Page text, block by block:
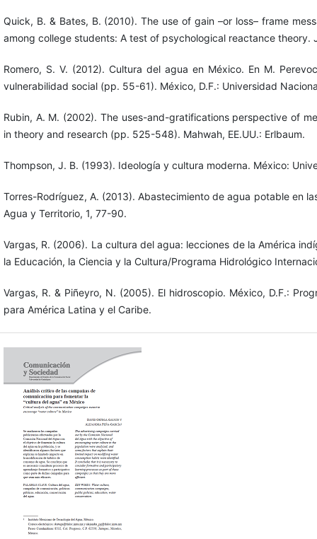
Quick, B. & Bates, B. (2010). The use of gain –or loss– frame
among college students: A test of psychological reactance
Romero, S. V. (2012). Cultura del agua en México. En M.
vulnerabilidad social (pp. 55-61). México, D.F.: Universidad
Rubin, A. M. (2002). The uses-and-gratifications perspective of
in theory and research (pp. 525-548). Mahwah, EE.UU.: Erlbaum.
Thompson, J. B. (1993). Ideología y cultura moderna. México:
Torres-Rodríguez, A. (2013). Abastecimiento de agua potable en
Agua y Territorio, 1, 77-90.
Vargas, R. (2006). La cultura del agua: lecciones de la América
la Educación, la Ciencia y la Cultura/Programa Hidrológico
Vargas, R. & Piñeyro, N. (2005). El hidroscopio. México, D.F.:
para América Latina y el Caribe.